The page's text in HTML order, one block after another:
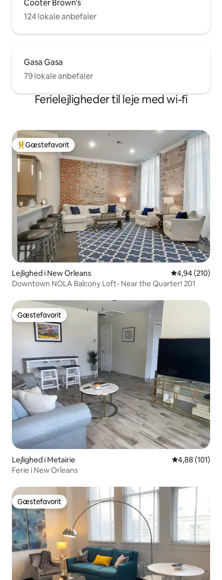
Cooter Brown's
124 lokale anbefaler
Gasa Gasa
79 lokale anbefaler
Ferielejligheder til leje med wi-fi
Bedste gæstefavorit
Gæstefavorit
Lejlighed i New Orleans 4,94 ud af 5 i
4,94 (210)
Downtown NOLA Balcony Loft- Near the Quarter! 201
Gæstefavorit
Gæstefavorit
Lejlighed i Metairie 4,88 ud af 5 i
4,88 (101)
Ferie i New Orleans
Gæstefavorit
Gæstefavorit